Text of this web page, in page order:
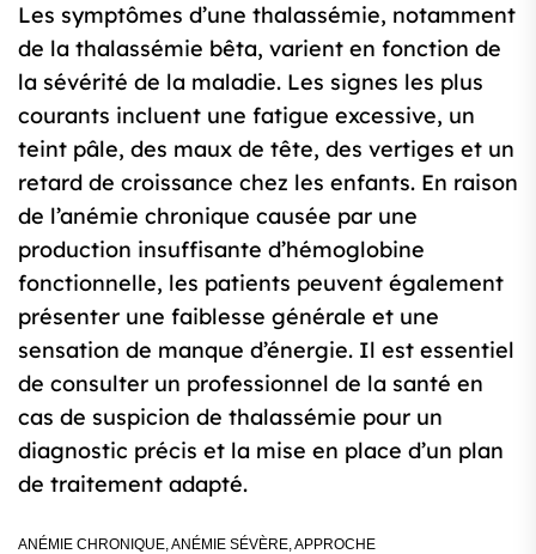
Les symptômes d’une thalassémie, notamment
de la thalassémie bêta, varient en fonction de
la sévérité de la maladie. Les signes les plus
courants incluent une fatigue excessive, un
teint pâle, des maux de tête, des vertiges et un
retard de croissance chez les enfants. En raison
de l’anémie chronique causée par une
production insuffisante d’hémoglobine
fonctionnelle, les patients peuvent également
présenter une faiblesse générale et une
sensation de manque d’énergie. Il est essentiel
de consulter un professionnel de la santé en
cas de suspicion de thalassémie pour un
diagnostic précis et la mise en place d’un plan
de traitement adapté.
ANÉMIE CHRONIQUE,ANÉMIE SÉVÈRE,APPROCHE